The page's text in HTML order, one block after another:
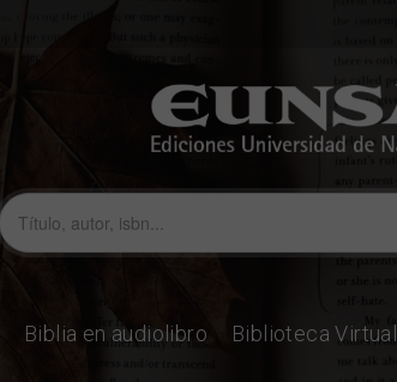
Biblia en audiolibro Biblioteca Virtual